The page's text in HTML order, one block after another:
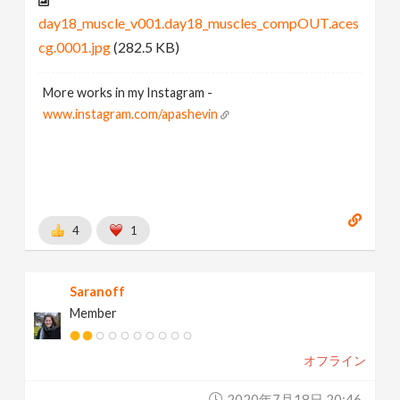
day18_muscle_v001.day18_muscles_compOUT.aces
cg.0001.jpg(282.5 KB)
More works in my Instagram -
www.instagram.com/apashevin
4 1
Saranoff
Member
オフライン